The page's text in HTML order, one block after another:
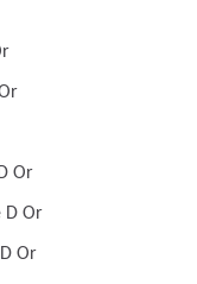
Or
D Or
Or